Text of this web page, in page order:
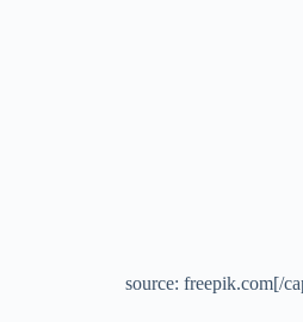
source: freepik.com[/